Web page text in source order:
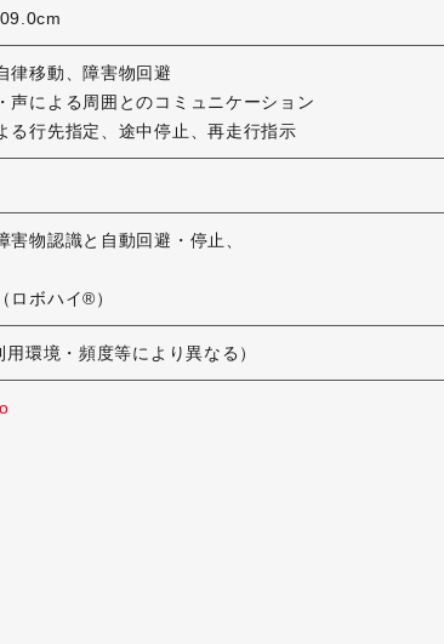
律移動、障害物回避
声による周囲とのコミュニケーション
る行先指定、途中停止、再走行指示
物認識と自動回避・停止、
ロボハイ®）
環境・頻度等により異なる）